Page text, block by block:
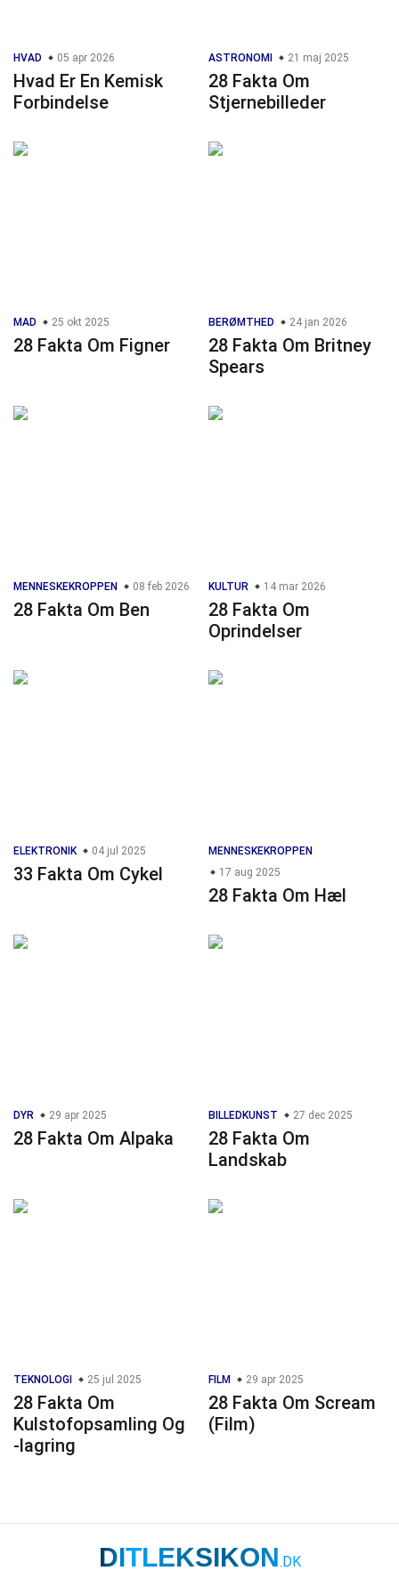
HVAD 05 apr 2026
Hvad Er En Kemisk
Forbindelse
ASTRONOMI 21 maj 2025
28 Fakta Om
Stjernebilleder
MAD 25 okt 2025
28 Fakta Om Figner
BERØMTHED 24 jan 2026
28 Fakta Om Britney
Spears
MENNESKEKROPPEN 08 feb 2026
28 Fakta Om Ben
KULTUR 14 mar 2026
28 Fakta Om
Oprindelser
ELEKTRONIK 04 jul 2025
33 Fakta Om Cykel
MENNESKEKROPPEN
17 aug 2025
28 Fakta Om Hæl
DYR 29 apr 2025
28 Fakta Om Alpaka
BILLEDKUNST 27 dec 2025
28 Fakta Om
Landskab
TEKNOLOGI 25 jul 2025
28 Fakta Om
Kulstofopsamling Og
-lagring
FILM 29 apr 2025
28 Fakta Om Scream
(Film)
DITLEKSIKON.DK